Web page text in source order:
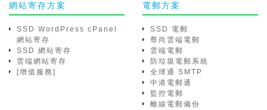
網站寄存方案
SSD WordPress cPanel
網站寄存
SSD 網站寄存
雲端網站寄存
[增值服務]
電郵方案
SSD 電郵
尊尚雲端電郵
雲端電郵
防垃圾電郵系統
全球通 SMTP
中港電郵通
監控電郵
離線電郵備份